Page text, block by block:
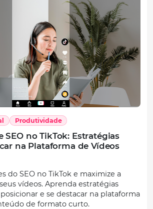
Produtividade
no TikTok: Estratégias
na Plataforma de Vídeos
do SEO no TikTok e maximize a
e se destacar na plataforma
de formato curto.
1 de febrero, 2024